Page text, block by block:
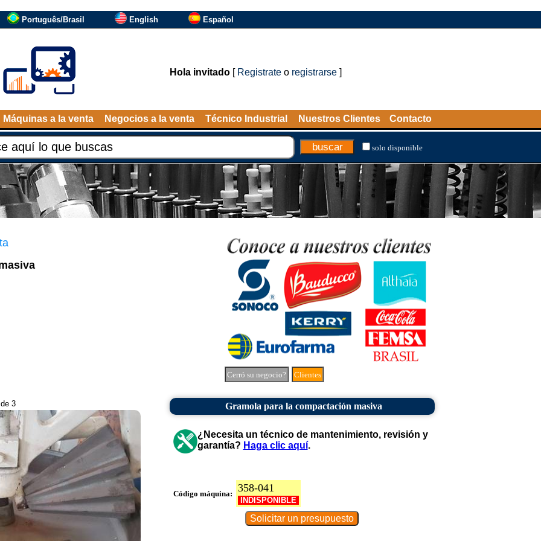
Português/Brasil English Español
Hola invitado[ Registrateo registrarse]
Máquinas a la venta Negocios a la venta Técnico Industrial Nuestros Clientes Contacto
solo disponible
Cerró su negocio? Clientes
3 Gramola para la compactación masiva
¿Necesita un técnico de mantenimiento, revisión y
garantía? Haga clic aquí.
Código máquina: 358-041
INDISPONIBLE